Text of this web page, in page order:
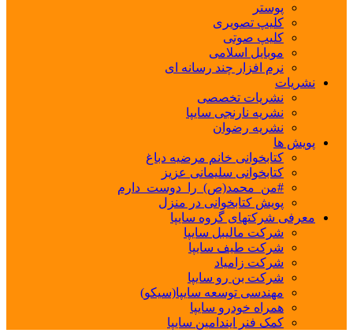
پوستر
کلیپ تصویری
کلیپ صوتی
موبایل اسلامی
نرم افزار چند رسانه ای
نشریات
نشریات تخصصی
نشریه نارنجی سایپا
نشریه رضوان
پویش ها
کتابخوانی خانم مرضیه دباغ
کتابخوانی سلیمانی عزیز
#من_محمد(ص)_را_دوست_دارم
پویش کتابخوانی در منزل
معرفی شرکتهای گروه سایپا
شرکت مالیبل سایپا
شرکت طیف سایپا
شرکت زامیاد
شرکت بن رو سایپا
مهندسی توسعه سایپا(سیکو)
همراه خودرو سایپا
کمک فنر ایندامین سایپا